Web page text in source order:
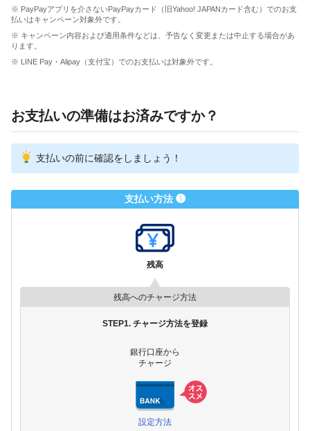
※ PayPayアプリを介さないPayPayカード（旧Yahoo! JAPANカード含む）でのお支
払いはキャンペーン対象外です。
※ キャンペーン内容および適用条件などは、予告なく変更または中止する場合があ
ります。
※ LINE Pay・Alipay（支付宝）でのお支払いは対象外です。
お支払いの準備はお済みですか？
支払いの前に確認をしましょう！
支払い方法 ❶
残高
残高へのチャージ方法
STEP1. チャージ方法を登録
銀行口座から
チャージ
設定方法